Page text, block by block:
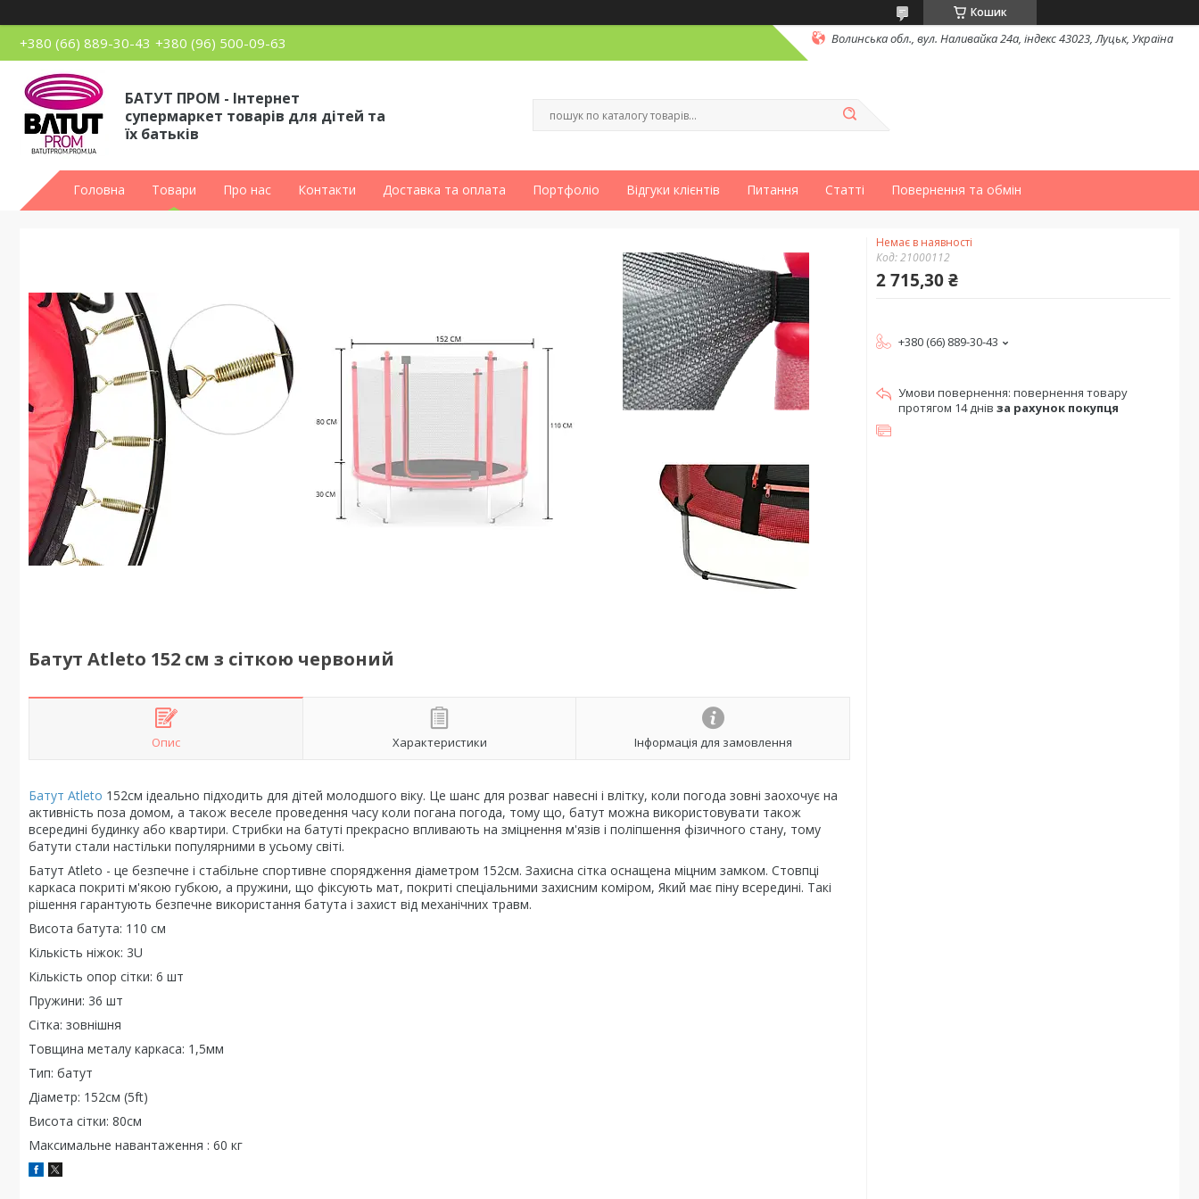
Кошик
+380 (66) 889-30-43 +380 (96) 500-09-63 Волинська обл., вул. Наливайка 24а, індекс 43023, Луцьк, Україна
БАТУТ ПРОМ - Інтернет
супермаркет товарів для дітей та
їх батьків
Головна Товари Про нас Контакти Доставка та оплата Портфоліо Відгуки клієнтів Питання Статті Повернення та обмін
Батут Atleto 152 см з сіткою червоний
Опис Характеристики Інформація для замовлення
Батут Atleto 152см ідеально підходить для дітей молодшого віку. Це шанс для розваг навесні і влітку, коли погода зовні заохочує на
активність поза домом, а також веселе проведення часу коли погана погода, тому що, батут можна використовувати також
всередині будинку або квартири. Стрибки на батуті прекрасно впливають на зміцнення м'язів і поліпшення фізичного стану, тому
батути стали настільки популярними в усьому світі.
Батут Atleto - це безпечне і стабільне спортивне спорядження діаметром 152см. Захисна сітка оснащена міцним замком. Стовпці
каркаса покриті м'якою губкою, а пружини, що фіксують мат, покриті спеціальними захисним коміром, Який має піну всередині. Такі
рішення гарантують безпечне використання батута і захист від механічних травм.
Висота батута: 110 см
Кількість ніжок: 3U
Кількість опор сітки: 6 шт
Пружини: 36 шт
Сітка: зовнішня
Товщина металу каркаса: 1,5мм
Тип: батут
Діаметр: 152см (5ft)
Висота сітки: 80см
Максимальне навантаження : 60 кг
Немає в наявності
Код:21000112
2 715,30 ₴
+380 (66) 889-30-43
повернення товару
протягом 14 днів за рахунок покупця